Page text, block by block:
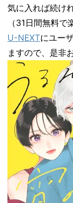
気に入れば続け
（31日間無料で
U-NEXTにユー
ますので、是非